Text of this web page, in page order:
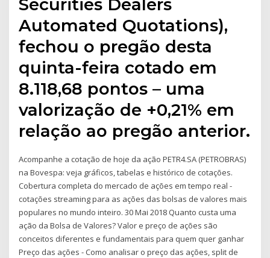
Automated Quotations),
fechou o pregão desta
quinta-feira cotado em
8.118,68 pontos – uma
valorização de +0,21% em
relação ao pregão anterior.
Acompanhe a cotação de hoje da ação PETR4.SA (PETROBRAS)
na Bovespa: veja gráficos, tabelas e histórico de cotações.
Cobertura completa do mercado de ações em tempo real -
cotações streaming para as ações das bolsas de valores mais
populares no mundo inteiro. 30 Mai 2018 Quanto custa uma
ação da Bolsa de Valores? Valor e preço de ações são
conceitos diferentes e fundamentais para quem quer ganhar
Preço das ações - Como analisar o preço das ações, split de